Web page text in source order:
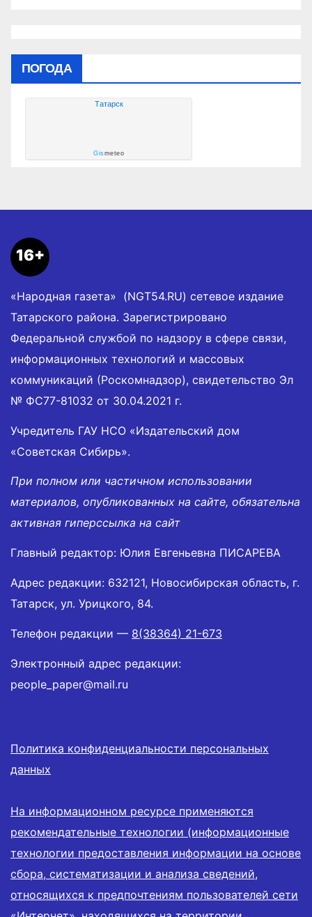
ПОГОДА
Татарск
Gismeteo
16+
«Народная газета» (NGT54.RU) сетевое издание
Татарского района. Зарегистрировано
Федеральной службой по надзору в сфере связи,
информационных технологий и массовых
коммуникаций (Роскомнадзор), свидетельство Эл
№ ФС77-81032 от 30.04.2021 г.
Учредитель ГАУ НСО «Издательский дом
«Советская Сибирь».
При полном или частичном использовании
материалов, опубликованных на сайте, обязательна
активная гиперссылка на сайт
Главный редактор: Юлия Евгеньевна ПИСАРЕВА
Адрес редакции: 632121, Новосибирская область, г.
Татарск, ул. Урицкого, 84.
Телефон редакции — 8(38364) 21-673
Электронный адрес редакции:
people_paper@mail.ru
Политика конфиденциальности персональных
данных
На информационном ресурсе применяются
рекомендательные технологии (информационные
технологии предоставления информации на основе
сбора, систематизации и анализа сведений,
относящихся к предпочтениям пользователей сети